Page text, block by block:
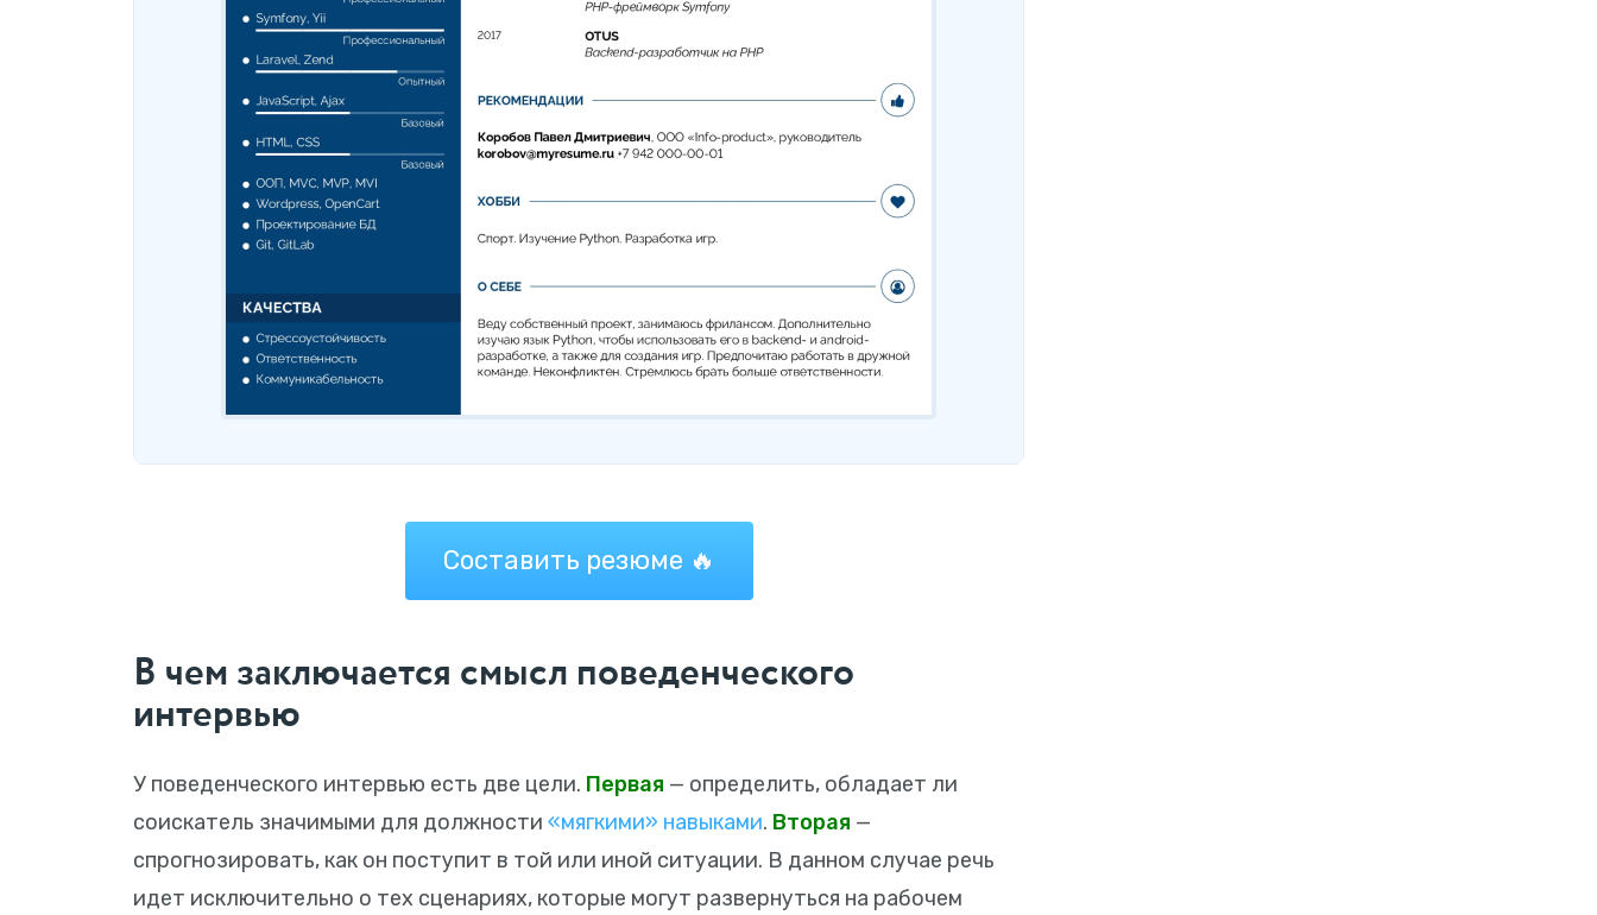
Составить резюме 🔥
В чем заключается смысл поведенческого
интервью
У поведенческого интервью есть две цели. Первая — определить, обладает ли
соискатель значимыми для должности «мягкими» навыками. Вторая —
спрогнозировать, как он поступит в той или иной ситуации. В данном случае речь
идет исключительно о тех сценариях, которые могут развернуться на рабочем